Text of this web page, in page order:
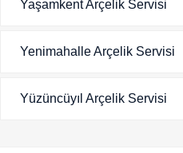
Yaşamkent Arçelik Servisi
Yenimahalle Arçelik Servisi
Yüzüncüyıl Arçelik Servisi